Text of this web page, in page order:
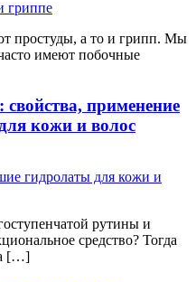
простуды, а то и грипп. Мы
имеют побочные
применение
кожи и волос
рутины и
средство? Тогда
[…]